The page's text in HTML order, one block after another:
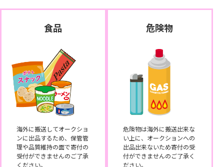
食品
海外に搬送してオークショ
ンに出品するため、保管管
理や品質維持の面で寄付の
受付ができませんのご了承
ください。
危険物
危険物は海外に搬送出来な
い上に、オークションへの
出品出来ないため寄付の受
付ができませんのご了承く
ださい。